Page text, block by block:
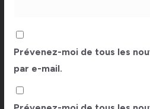
Prévenez-moi de tous les
par e-mail.